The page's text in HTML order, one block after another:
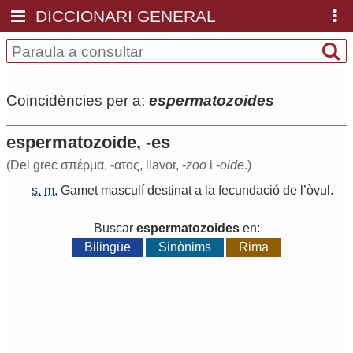
DICCIONARI GENERAL
Coincidències per a: espermatozoides
espermatozoide, -es
(Del grec σπέρμα, -ατος, llavor, -zoo i -oide.)
s. m. Gamet masculí destinat a la fecundació de ’òvul .
Buscar espermatozoidesen:
Bilingüe
Sinònims Rima